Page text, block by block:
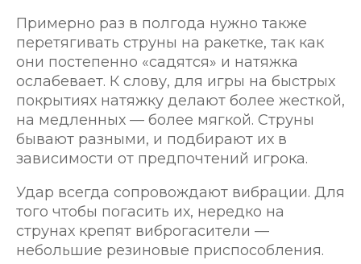
Примерно раз в полгода нужно также
перетягивать струны на ракетке, так как
они постепенно «садятся» и натяжка
ослабевает. К слову, для игры на быстрых
покрытиях натяжку делают более жесткой,
на медленных — более мягкой. Струны
бывают разными, и подбирают их в
зависимости от предпочтений игрока.
Удар всегда сопровождают вибрации. Для
того чтобы погасить их, нередко на
струнах крепят виброгасители —
небольшие резиновые приспособления.